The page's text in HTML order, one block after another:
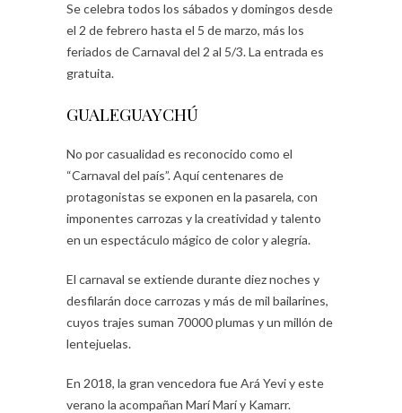
Se celebra todos los sábados y domingos desde
el 2 de febrero hasta el 5 de marzo, más los
feriados de Carnaval del 2 al 5/3. La entrada es
gratuita.
GUALEGUAYCHÚ
No por casualidad es reconocido como el
“Carnaval del país”. Aquí centenares de
protagonistas se exponen en la pasarela, con
imponentes carrozas y la creatividad y talento
en un espectáculo mágico de color y alegría.
El carnaval se extiende durante diez noches y
desfilarán doce carrozas y más de mil bailarines,
cuyos trajes suman 70000 plumas y un millón de
lentejuelas.
En 2018, la gran vencedora fue Ará Yevi y este
verano la acompañan Marí Marí y Kamarr.